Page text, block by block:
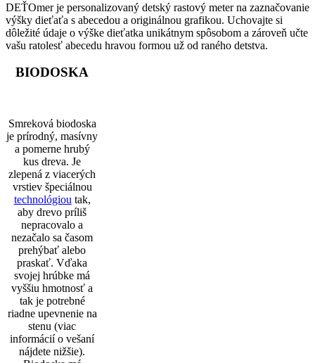
DEŤOmer je personalizovaný detský rastový meter na zaznačovanie
výšky dieťaťa s abecedou a originálnou grafikou. Uchovajte si
dôležité údaje o výške dieťatka unikátnym spôsobom a zároveň učte
vašu ratolesť abecedu hravou formou už od raného detstva.
BIODOSKA
Smreková biodoska
je prírodný, masívny
a pomerne hrubý
kus dreva. Je
zlepená z viacerých
vrstiev špeciálnou
technológiou tak,
aby drevo príliš
nepracovalo a
nezačalo sa časom
prehýbať alebo
praskať. Vďaka
svojej hrúbke má
vyššiu hmotnosť a
tak je potrebné
riadne upevnenie na
stenu (viac
informácií o vešaní
nájdete nižšie).